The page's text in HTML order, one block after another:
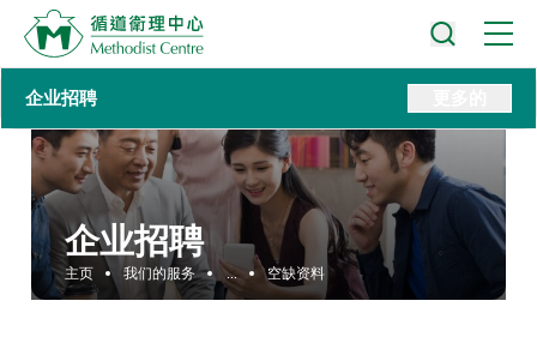
企业招聘
主页 我们的服务 ... 空缺资料
企业招聘